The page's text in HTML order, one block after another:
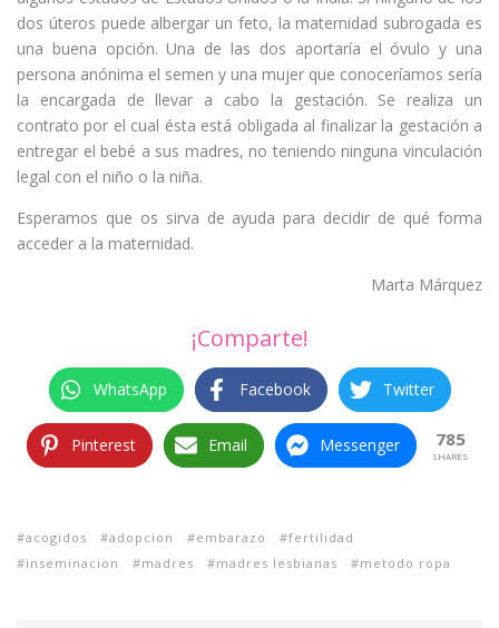
dos úteros puede albergar un feto, la maternidad subrogada es
una buena opción. Una de las dos aportaría el óvulo y una
persona anónima el semen y una mujer que conoceríamos sería
la encargada de llevar a cabo la gestación. Se realiza un
contrato por el cual ésta está obligada al finalizar la gestación a
entregar el bebé a sus madres, no teniendo ninguna vinculación
legal con el niño o la niña.
Esperamos que os sirva de ayuda para decidir de qué forma
acceder a la maternidad.
Marta Márquez
¡Comparte!
WhatsApp Facebook Twitter
Pinterest Email Messenger 785
SHARES
acogidos adopcion embarazo
fertilidad
inseminacion
madres madres lesbianas metodo ropa